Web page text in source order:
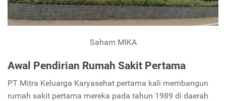
Saham MIKA
Awal Pendirian Rumah Sakit Pertama
PT Mitra Keluarga Karyasehat pertama kali membangun
rumah sakit pertama mereka pada tahun 1989 di daerah